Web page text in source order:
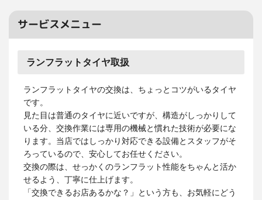
サービスメニュー
ランフラットタイヤ取扱
ランフラットタイヤの交換は、ちょっとコツがいるタイヤ
です。
見た目は普通のタイヤに近いですが、構造がしっかりして
いる分、交換作業には専用の機械と慣れた技術が必要にな
ります。当店ではしっかり対応できる設備とスタッフがそ
ろっているので、安心してお任せください。
交換の際は、せっかくのランフラット性能をちゃんと活か
せるよう、丁寧に仕上げます。
「交換できるお店あるかな？」という方も、お気軽にどう